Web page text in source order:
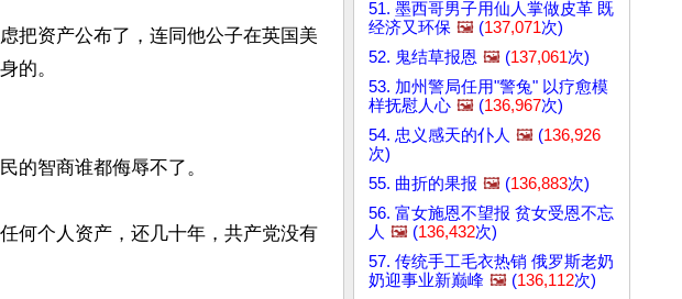
把资产公布了，连同他公子在英国美
的。
的智商谁都侮辱不了。
何个人资产，还几十年，共产党没有
51. 墨西哥男子用仙人掌做皮革 既
经济又环保 🖼️ (137,071次)
52. 鬼结草报恩 🖼️ (137,061次)
53. 加州警局任用"警兔" 以疗愈模
样抚慰人心 🖼️ (136,967次)
54. 忠义感天的仆人 🖼️ (136,926
次)
55. 曲折的果报 🖼️ (136,883次)
56. 富女施恩不望报 贫女受恩不忘
人 🖼️ (136,432次)
57. 传统手工毛衣热销 俄罗斯老奶
奶迎事业新巅峰 🖼️ (136,112次)